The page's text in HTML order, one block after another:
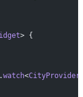
> {
watch<CityProvider